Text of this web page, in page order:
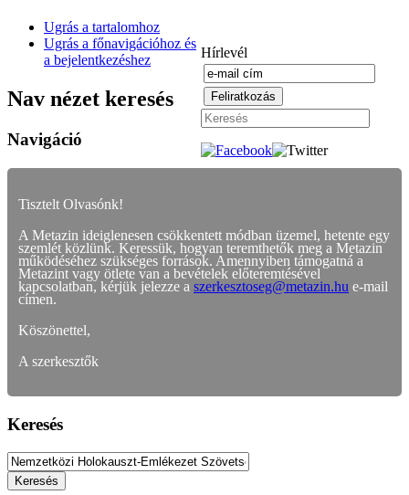
Hírlevél
Ugrás a tartalomhoz
Ugrás a főnavigációhoz és
a bejelentkezéshez
Nav nézet keresés
Navigáció
Tisztelt Olvasónk!
A Metazin ideiglenesen csökkentett módban üzemel, hetente egy
szemlét közlünk. Keressük, hogyan teremthetők meg a Metazin
működéséhez szükséges források. Amennyiben támogatná a
Metazint vagy ötlete van a bevételek előteremtésével
kapcsolatban, kérjük jelezze a szerkesztoseg@metazin.hu e-mail
címen.
Köszönettel,
A szerkesztők
Keresés
Keresés